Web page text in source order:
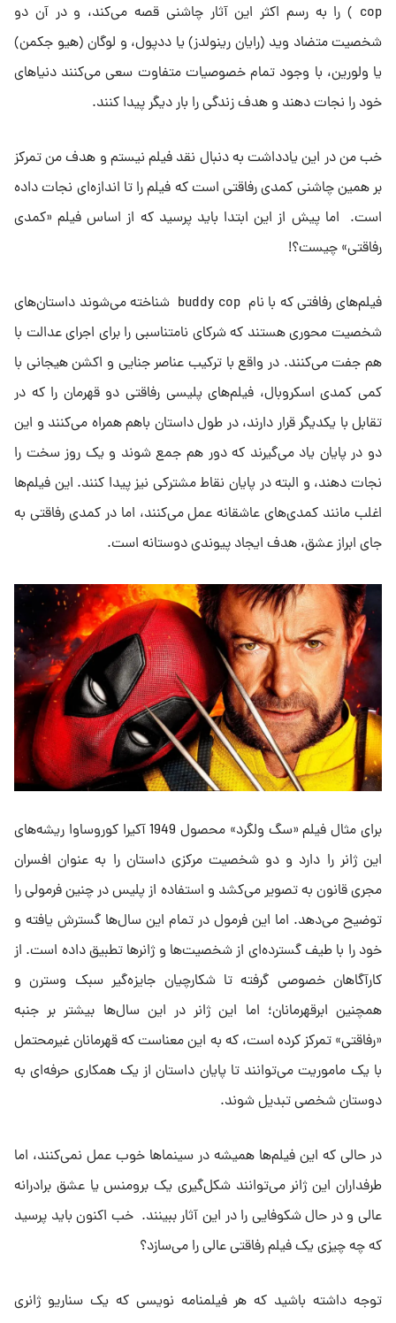
cop ) را به رسم اکثر این آثار چاشنی قصه می‌کند، و در آن دو
شخصیت متضاد وید (رایان رینولدز) یا ددپول، و لوگان (هیو جکمن)
یا ولورین، با وجود تمام خصوصیات متفاوت سعی می‌کنند دنیاهای
خود را نجات دهند و هدف زندگی را بار دیگر پیدا کنند.
خب من در این یادداشت به دنبال نقد فیلم نیستم و هدف من تمرکز
بر همین چاشنی کمدی رفاقتی است که فیلم را تا اندازه‌ای نجات داده
است. اما پیش از این ابتدا باید پرسید که از اساس فیلم «کمدی
رفاقتی» چیست؟!
فیلم‌های رفافتی که با نام buddy cop شناخته می‌شوند داستان‌های
شخصیت محوری هستند که شرکای نامتناسبی را برای اجرای عدالت با
هم جفت می‌کنند. در واقع با ترکیب عناصر جنایی و اکشن هیجانی با
کمی کمدی اسکروبال، فیلم‌های پلیسی رفاقتی دو قهرمان را که در
تقابل با یکدیگر قرار دارند، در طول داستان باهم همراه می‌کنند و این
دو در پایان یاد می‌گیرند که دور هم جمع شوند و یک روز سخت را
نجات دهند، و البته در پایان نقاط مشترکی نیز پیدا کنند. این فیلم‌ها
اغلب مانند کمدی‌های عاشقانه عمل می‌کنند، اما در کمدی رفاقتی به
جای ابراز عشق، هدف ایجاد پیوندی دوستانه است.
برای مثال فیلم «سگ ولگرد» محصول 1949 آکیرا کوروساوا ریشه‌های
این ژانر را دارد و دو شخصیت مرکزی داستان را به عنوان افسران
مجری قانون به تصویر می‌کشد و استفاده از پلیس در چنین فرمولی را
توضیح می‌دهد. اما این فرمول در تمام این سال‌ها گسترش یافته و
خود را با طیف گسترده‌ای از شخصیت‌ها و ژانرها تطبیق داده است. از
کارآگاهان خصوصی گرفته تا شکارچیان جایزه‌‌‌گیر سبک وسترن و
همچنین ابرقهرمانان؛ اما این ژانر در این سال‌ها بیشتر بر جنبه
«رفاقتی» تمرکز کرده است، که به این معناست که قهرمانان غیرمحتمل
با یک ماموریت می‌توانند تا پایان داستان از یک همکاری حرفه‌ای به
دوستان شخصی تبدیل شوند.
در حالی که این فیلم‌ها همیشه در سینماها خوب عمل نمی‌کنند، اما
طرفداران این ژانر می‌توانند شکل‌گیری یک برومنس یا عشق برادرانه
عالی و در حال شکوفایی را در این آثار ببینند. خب اکنون باید پرسید
که چه چیزی یک فیلم رفاقتی عالی را می‌سازد؟
توجه داشته باشید که هر فیلمنامه نویسی که یک سناریو ژانری